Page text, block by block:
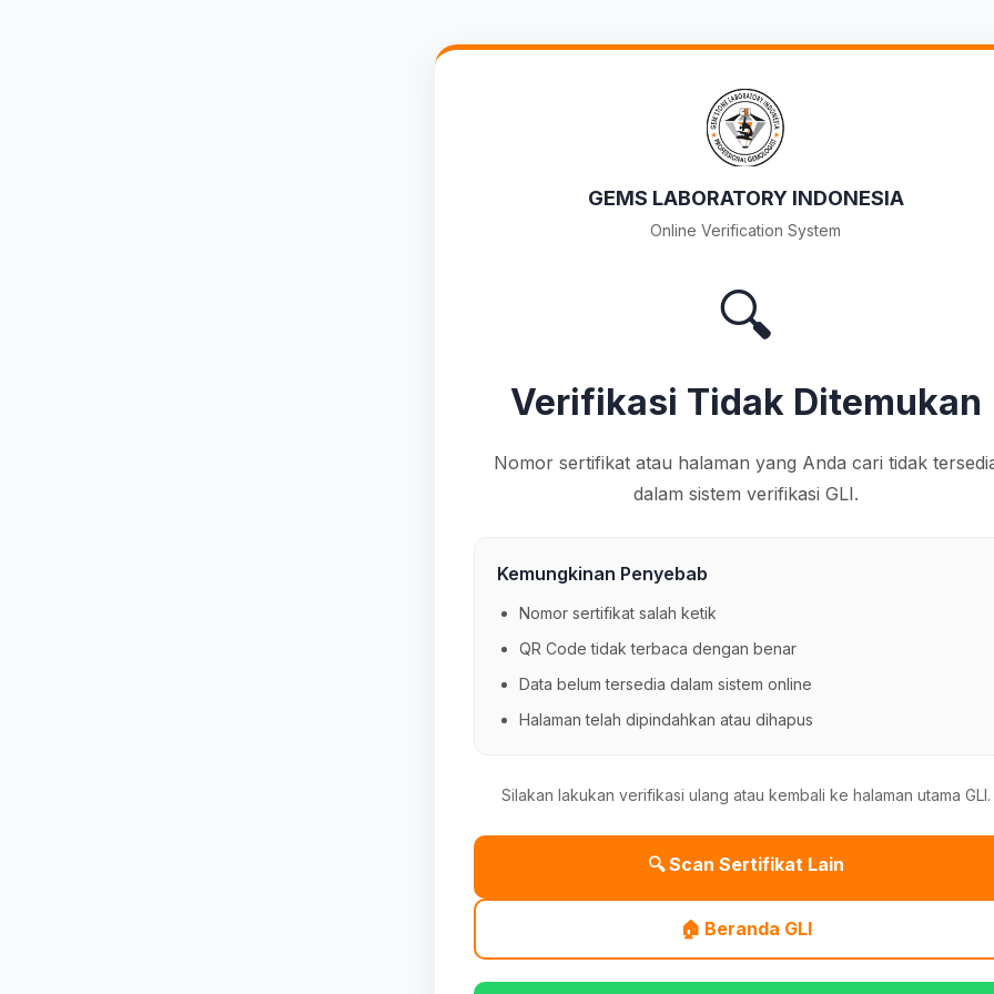
GEMS LABORATORY INDONESIA
Online Verification System
🔍
Verifikasi Tidak Ditemukan
Nomor sertifikat atau halaman yang Anda cari tidak
dalam sistem verifikasi GLI.
Kemungkinan Penyebab
Nomor sertifikat salah ketik
QR Code tidak terbaca dengan benar
Data belum tersedia dalam sistem online
Halaman telah dipindahkan atau dihapus
Silakan lakukan verifikasi ulang atau kembali ke halaman utama GLI.
🔍 Scan Sertifikat Lain
🏠 Beranda GLI